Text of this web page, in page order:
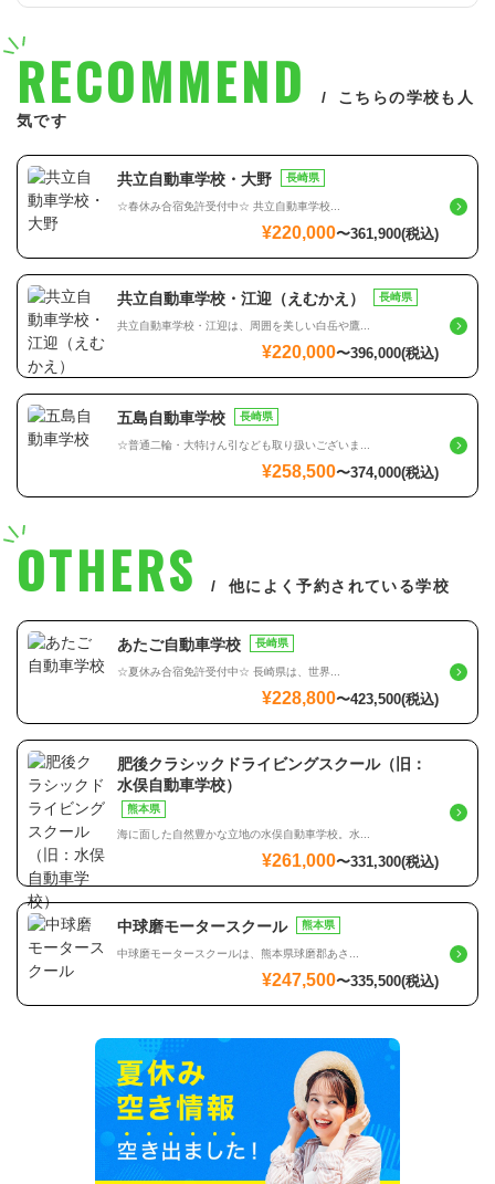
RECOMMEND
こちらの学校も人
気です
長崎県
共立自動車学校・大野
☆春休み合宿免許受付中☆ 共立自動車学校...
¥220,000〜361,900(税込)
長崎県
共立自動車学校・江迎（えむかえ）
共立自動車学校・江迎は、周囲を美しい白岳や鷹...
¥220,000〜396,000(税込)
長崎県
五島自動車学校
☆普通二輪・大特けん引なども取り扱いございま...
¥258,500〜374,000(税込)
OTHERS 他によく予約されている学校
長崎県
あたご自動車学校
☆夏休み合宿免許受付中☆ 長崎県は、世界...
¥228,800〜423,500(税込)
熊本県
肥後クラシックドライビングスクール（旧：
水俣自動車学校）
海に面した自然豊かな立地の水俣自動車学校。水...
¥261,000〜331,300(税込)
熊本県
中球磨モータースクール
中球磨モータースクールは、熊本県球磨郡あさ...
¥247,500〜335,500(税込)